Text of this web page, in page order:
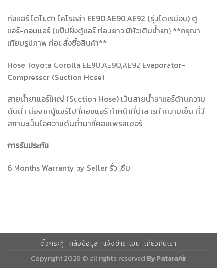
ท่อแอร์ โตโยต้า โคโรลล่า EE90,AE90,AE92 (รุ่นโดเรม่อน) ตู้
แอร์-คอมแอร์ (แป๊ปฝั่งตู้แอร์ ท่อนยาว มีหัวเติมน้ำยา) **กรุณา
เทียบรูปภาพ ก่อนสั่งซื้อสินค้า**
Hose Toyota Corolla EE90,AE90,AE92 Evaporator-
Compressor (Suction Hose)
สายน้ำยาแอร์ใหญ่ (Suction Hose) เป็นสายน้ำยาแอร์ด้านความ
ดันต่ำ ต่อจากตู้แอร์ไปที่คอมแอร์ ทำหน้าที่นำสารทำความเย็น ที่มี
สถานะเป็นไอความดันต่ำมาที่คอมเพรสเซอร์
การรับประกัน
6 Months Warranty by Seller รั่ว ,ซึม
ตั้งกระทู้ คลังข้อมูล แจ้งชำระเงิน เกี่ยวกับเรา
Copyright 2026 © all rights reserved By PataraAir